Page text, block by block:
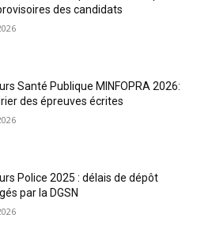
des candidats
Santé Publique MINFOPRA 2026:
des épreuves écrites
Police 2025 : délais de dépôt
par la DGSN